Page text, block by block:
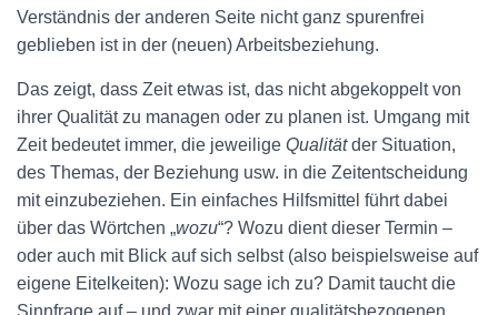
Verständnis der anderen Seite nicht ganz spurenfrei
geblieben ist in der (neuen) Arbeitsbeziehung.
Das zeigt, dass Zeit etwas ist, das nicht abgekoppelt von
ihrer Qualität zu managen oder zu planen ist. Umgang mit
Zeit bedeutet immer, die jeweilige Qualitätder Situation,
des Themas, der Beziehung usw. in die Zeitentscheidung
mit einzubeziehen. Ein einfaches Hilfsmittel führt dabei
über das Wörtchen „wozu“? Wozu dient dieser Termin –
oder auch mit Blick auf sich selbst (also beispielsweise auf
eigene Eitelkeiten): Wozu sage ich zu? Damit taucht die
Sinnfrage auf – und zwar mit einer qualitätsbezogenen,